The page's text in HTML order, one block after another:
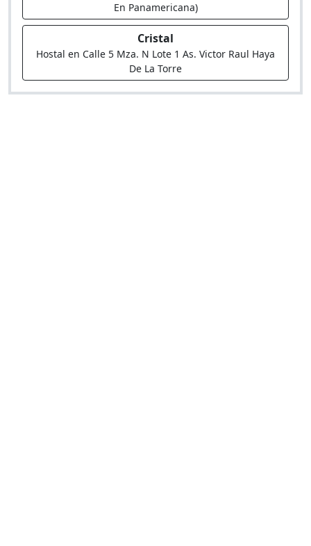
En Panamericana)
Cristal
Hostal en Calle 5 Mza. N Lote 1 As. Victor Raul Haya
De La Torre